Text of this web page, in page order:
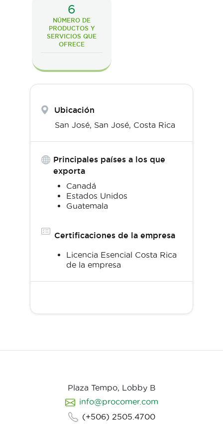
6
NÚMERO DE
PRODUCTOS Y
SERVICIOS QUE
OFRECE
Ubicación
San José, San José, Costa Rica
Principales países a los que
exporta
Canadá
Estados Unidos
Guatemala
Certificaciones de la empresa
Licencia Esencial Costa Rica
de la empresa
Plaza Tempo, Lobby B
info@procomer.com
(+506) 2505.4700